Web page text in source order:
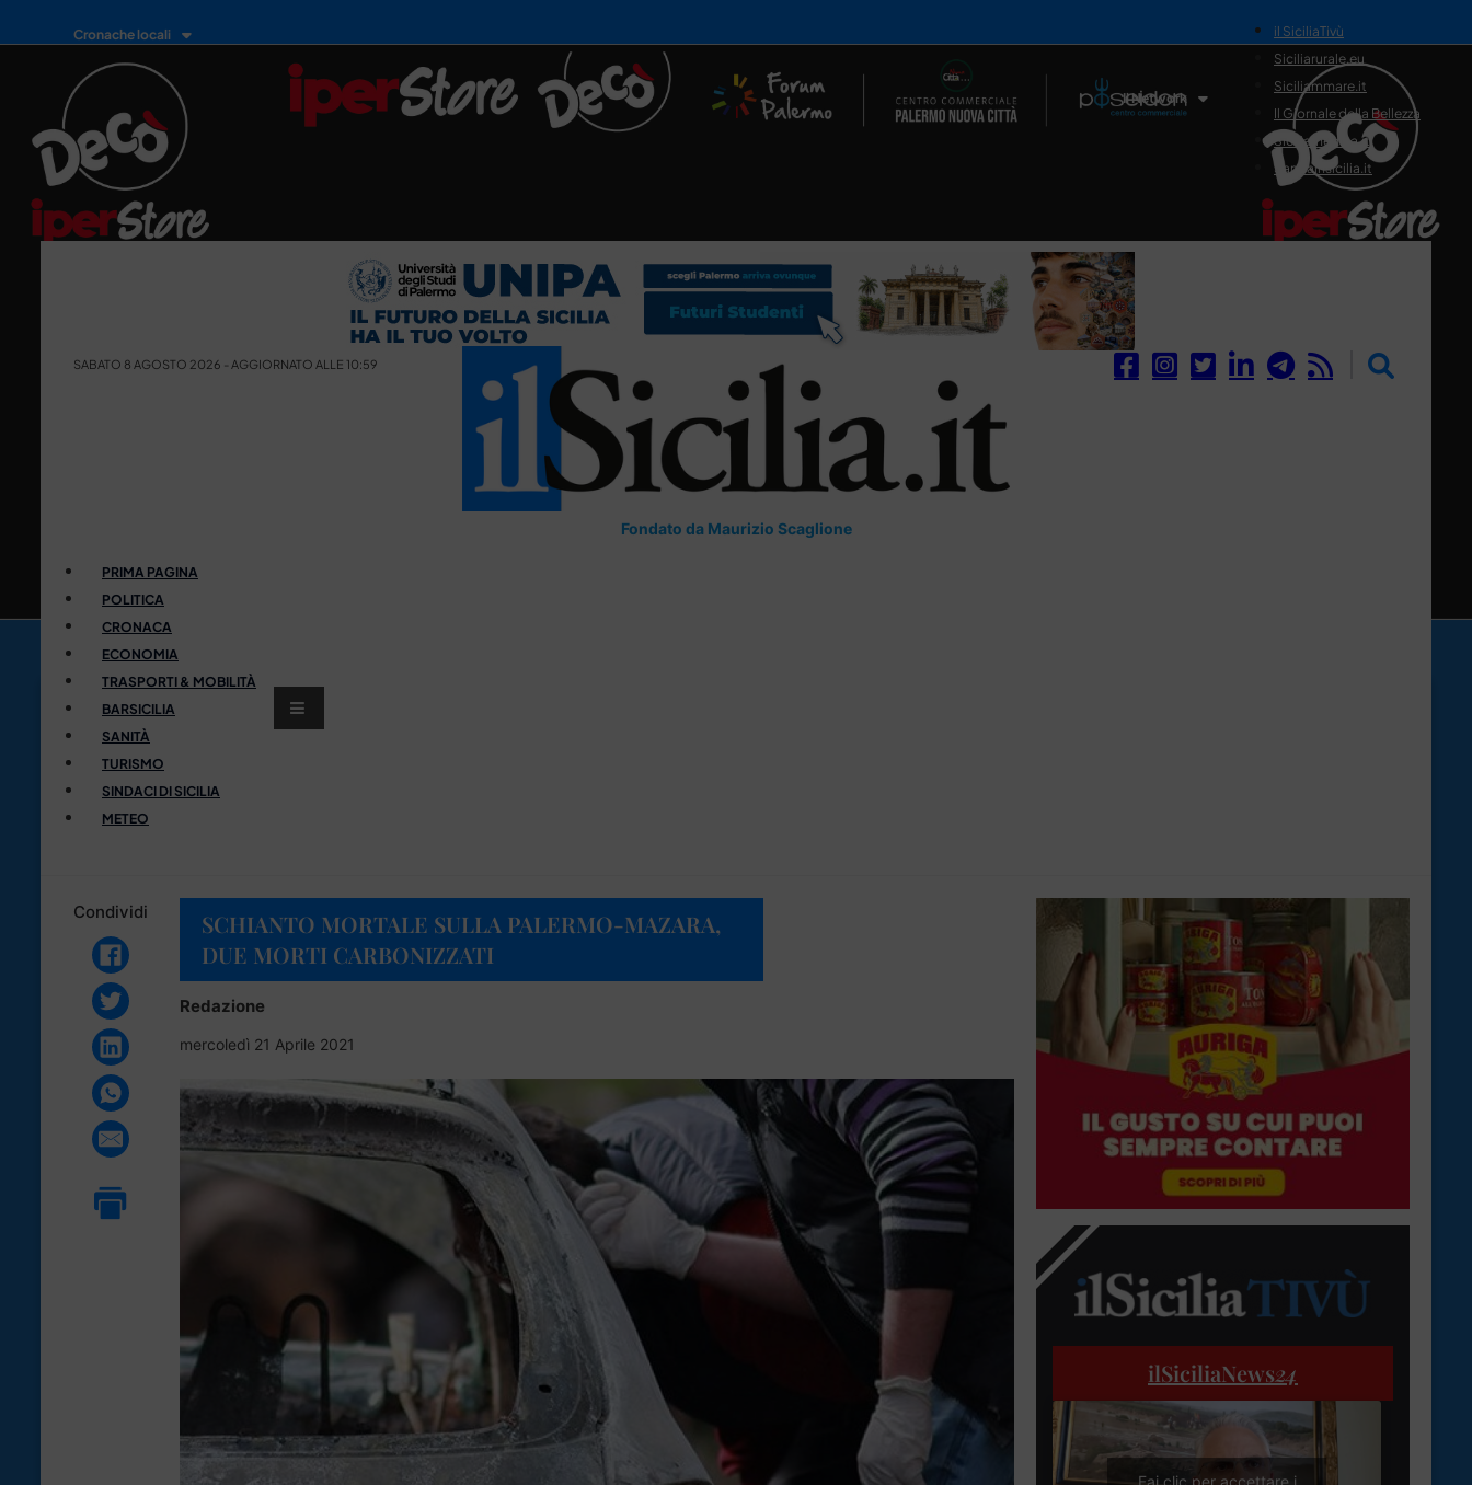
Cronache locali
Il Network
il SiciliaTivù
Siciliarurale.eu
Siciliammare.it
Il Giornale della Bellezza
Siciliamedica.it
Sanitainsicilia.it
SABATO 8 AGOSTO 2026 - AGGIORNATO ALLE 10:59
Fondato da Maurizio Scaglione
PRIMA PAGINA
POLITICA
CRONACA
ECONOMIA
TRASPORTI & MOBILITÀ
BARSICILIA
SANITÀ
TURISMO
SINDACI DI SICILIA
METEO
Condividi
SCHIANTO MORTALE SULLA PALERMO-MAZARA,
DUE MORTI CARBONIZZATI
Redazione
mercoledì 21 Aprile 2021
ilSiciliaNews24
Fai clic per accettare i